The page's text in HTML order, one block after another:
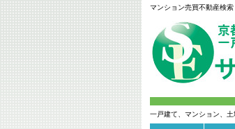
マンション売買不動産検
一戸建て、マンション、